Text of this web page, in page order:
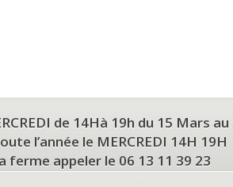
de 14Hà 19h du 15 Mars
l’année le MERCREDI 14H 19H
ferme appeler le 06 13 11 39 23